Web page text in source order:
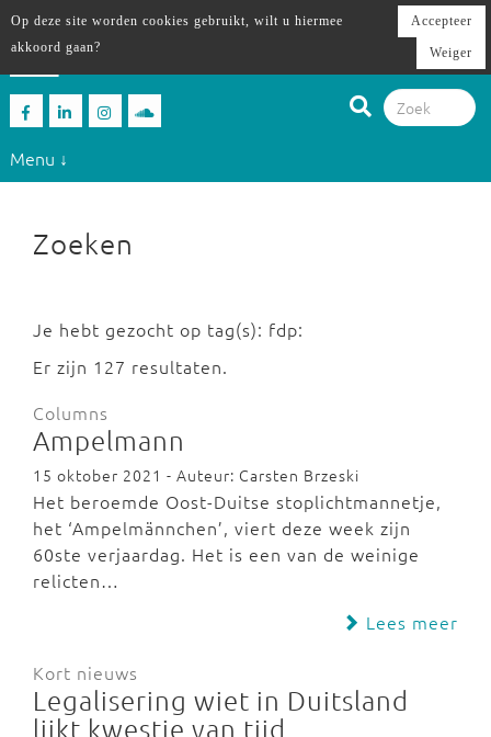
Menu ↓
Zoeken
Je hebt gezocht op tag(s): fdp:
Er zijn 127 resultaten.
Columns
Ampelmann
15 oktober 2021 - Auteur: Carsten Brzeski
Het beroemde Oost-Duitse stoplichtmannetje,
het ‘Ampelmännchen’, viert deze week zijn
60ste verjaardag. Het is een van de weinige
relicten…
Lees meer
Kort nieuws
Legalisering wiet in Duitsland
lijkt kwestie van tijd
Op deze site worden cookies gebruikt, wilt u hiermee
akkoord gaan?
Accepteer
Weiger